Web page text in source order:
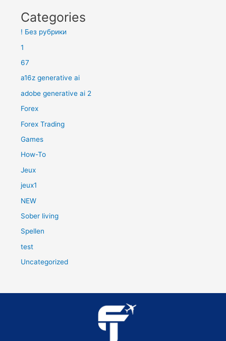
Categories
! Без рубрики
1
67
a16z generative ai
adobe generative ai 2
Forex
Forex Trading
Games
How-To
Jeux
jeux1
NEW
Sober living
Spellen
test
Uncategorized